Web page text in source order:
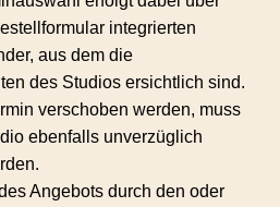
integrierten
aus dem die
des Studios ersichtlich sind.
verschoben werden, muss
ebenfalls unverzüglich
Angebots durch den oder